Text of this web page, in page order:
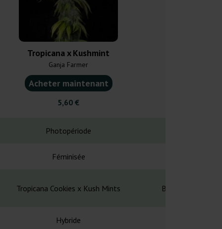
Tropicana x Kushmint
Ganja Farmer
Acheter maintenant
5,60 €
Photopériode
Féminisée
Tropicana Cookies x Kush Mints Blueberry x
Hybride